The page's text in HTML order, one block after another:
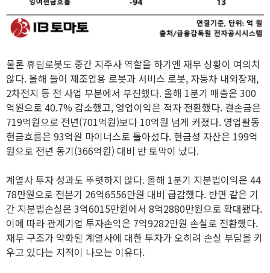
물론 휴림로봇도 중간 지주사 역할을 하기엔 재무 상황이 여의치
않다. 올해 들어 제조업용 로봇과 서비스 로봇, 자동차 내외장재,
2차전지 등 전 사업 부분에서 부진했다. 올해 1분기 매출은 300
억원으로 40.7% 감소했고, 영업이익은 적자 전환했다. 결손금은
719억원으로 전년(701억원)보다 10억원 넘게 커졌다. 영업활동
현금흐름은 93억원 마이너스로 돌아섰다. 현금성 자산은 199억
원으로 전년 동기(366억원) 대비 반 토막이 났다.
계열사 투자 성과도 뚜렷하지 않다. 올해 1분기 지분법이익은 44
78만원으로 전분기 26억6556만원 대비 급감했다. 반면 같은 기
간 지분법손실은 3억6015만원에서 8억2880만원으로 확대됐다.
이에 따라 관계기업 투자손익은 7억9282만원 손실로 전환했다.
재무 구조가 약화된 계열사에 대한 투자가 오히려 손실 부담을 키
우고 있다는 지적이 나오는 이유다.